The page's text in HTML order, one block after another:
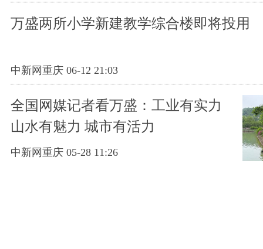
万盛两所小学新建教学综合楼即将投用
中新网重庆 06-12 21:03
全国网媒记者看万盛：工业有实力
山水有魅力 城市有活力
中新网重庆 05-28 11:26